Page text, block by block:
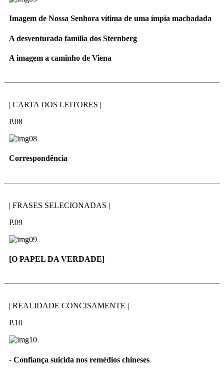
Imagem de Nossa Senhora vítima de uma ímpia machadada
A desventurada família dos Sternberg
A imagem a caminho de Viena
| CARTA DOS LEITORES |
P.08
Correspondência
| FRASES SELECIONADAS |
P.09
[O PAPEL DA VERDADE]
| REALIDADE CONCISAMENTE |
P.10
- Confiança suicida nos remédios chineses